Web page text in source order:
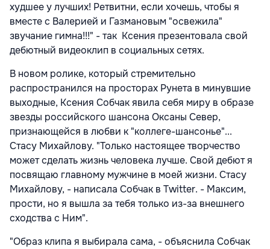
худшее у лучших! Ретвитни, если хочешь, чтобы я
вместе с Валерией и Газмановым "освежила"
звучание гимна!!!" - так Ксения презентовала свой
дебютный видеоклип в социальных сетях.
В новом ролике, который стремительно
распространился на просторах Рунета в минувшие
выходные, Ксения Собчак явила себя миру в образе
звезды российского шансона Оксаны Север,
признающейся в любви к "коллеге-шансонье"...
Стасу Михайлову. "Только настоящее творчество
может сделать жизнь человека лучше. Свой дебют я
посвящаю главному мужчине в моей жизни. Стасу
Михайлову, - написала Собчак в Twitter. - Максим,
прости, но я вышла за тебя только из-за внешнего
сходства с Ним".
"Образ клипа я выбирала сама, - объяснила Собчак